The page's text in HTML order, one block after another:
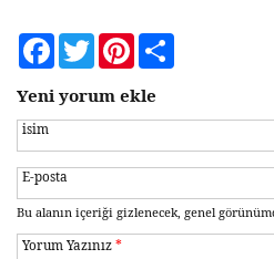
FacebookTwitterPinterest
Yeni yorum ekle
isim
E-posta
Bu alanın içeriği gizlenecek, genel
Yorum Yazınız*